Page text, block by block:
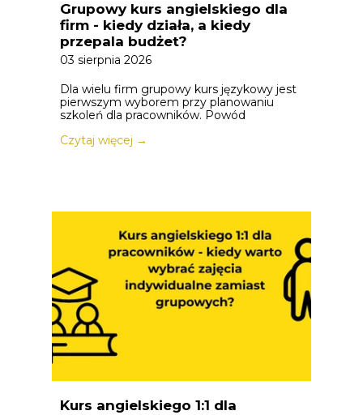
Grupowy kurs angielskiego dla
firm - kiedy działa, a kiedy
przepala budżet?
03 sierpnia 2026
Dla wielu firm grupowy kurs językowy jest
pierwszym wyborem przy planowaniu
szkoleń dla pracowników. Powód
Czytaj więcej →
Kurs angielskiego 1:1 dla